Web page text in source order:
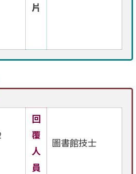
片
回
覆
人
員
圖書館技士